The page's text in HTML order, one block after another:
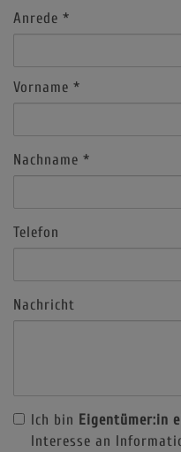
Anrede
Vorname
Nachname
Telefon
Nachricht
Ich bin Eigentümer:in
Interesse an